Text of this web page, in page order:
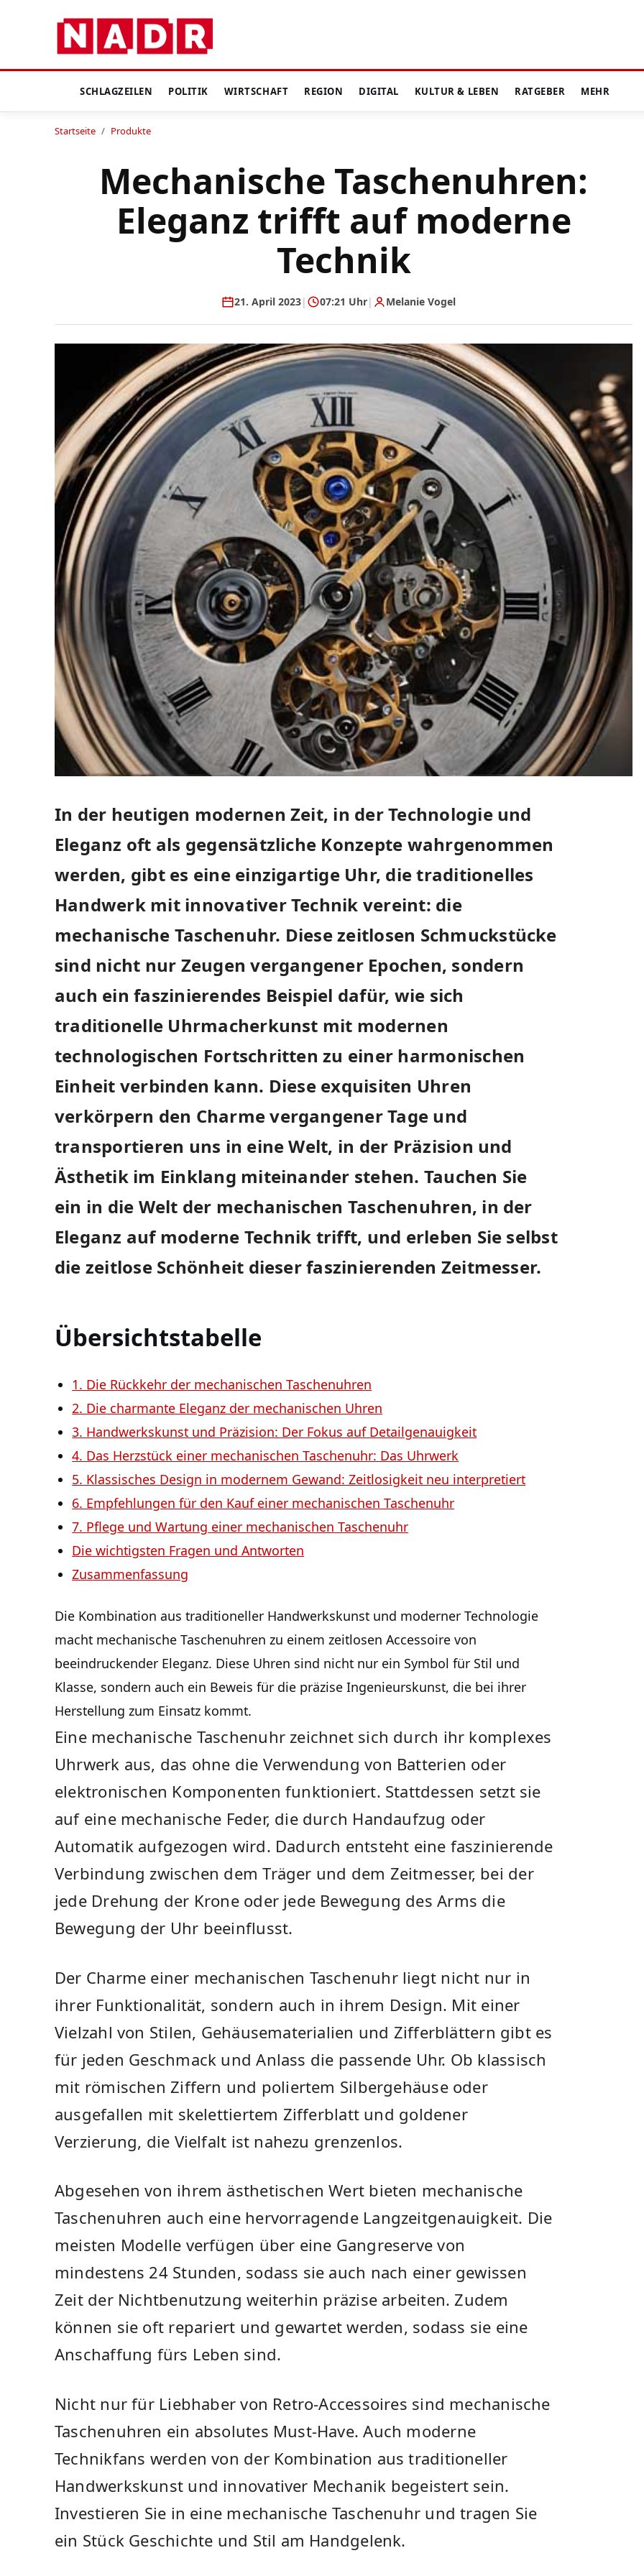
SCHLAGZEILEN POLITIK WIRTSCHAFT REGION DIGITAL KULTUR & LEBEN RATGEBER MEHR
Startseite / Produkte
Mechanische Taschenuhren:
Eleganz trifft auf moderne
Technik
21. April 2023| 07:21 Uhr| Melanie Vogel
In der heutigen modernen Zeit, in der Technologie und
Eleganz oft als gegensätzliche Konzepte wahrgenommen
werden, gibt es eine einzigartige Uhr, die traditionelles
Handwerk mit innovativer Technik vereint: die
mechanische Taschenuhr. Diese zeitlosen Schmuckstücke
sind nicht nur Zeugen vergangener Epochen, sondern
auch ein faszinierendes Beispiel dafür, wie sich
traditionelle Uhrmacherkunst mit modernen
technologischen Fortschritten zu einer harmonischen
Einheit verbinden kann. Diese exquisiten Uhren
verkörpern den Charme vergangener Tage und
transportieren uns in eine Welt, in der Präzision und
Ästhetik im Einklang miteinander stehen. Tauchen Sie
ein in die Welt der mechanischen Taschenuhren, in der
Eleganz auf moderne Technik trifft, und erleben Sie selbst
die zeitlose Schönheit dieser faszinierenden Zeitmesser.
Übersichtstabelle
1. Die Rückkehr der mechanischen Taschenuhren
2. Die charmante Eleganz der mechanischen Uhren
3. Handwerkskunst und Präzision: Der Fokus auf Detailgenauigkeit
4. Das Herzstück einer mechanischen Taschenuhr: Das Uhrwerk
5. Klassisches Design in modernem Gewand: Zeitlosigkeit neu interpretiert
6. Empfehlungen für den Kauf einer mechanischen Taschenuhr
7. Pflege und Wartung einer mechanischen Taschenuhr
Die wichtigsten Fragen und Antworten
Zusammenfassung
Die Kombination aus traditioneller Handwerkskunst und moderner Technologie
macht mechanische Taschenuhren zu einem zeitlosen Accessoire von
beeindruckender Eleganz. Diese Uhren sind nicht nur ein Symbol für Stil und
Klasse, sondern auch ein Beweis für die präzise Ingenieurskunst, die bei ihrer
Herstellung zum Einsatz kommt.
Eine mechanische Taschenuhr zeichnet sich durch ihr komplexes
Uhrwerk aus, das ohne die Verwendung von Batterien oder
elektronischen Komponenten funktioniert. Stattdessen setzt sie
auf eine mechanische Feder, die durch Handaufzug oder
Automatik aufgezogen wird. Dadurch entsteht eine faszinierende
Verbindung zwischen dem Träger und dem Zeitmesser, bei der
jede Drehung der Krone oder jede Bewegung des Arms die
Bewegung der Uhr beeinflusst.
Der Charme einer mechanischen Taschenuhr liegt nicht nur in
ihrer Funktionalität, sondern auch in ihrem Design. Mit einer
Vielzahl von Stilen, Gehäusematerialien und Zifferblättern gibt es
für jeden Geschmack und Anlass die passende Uhr. Ob klassisch
mit römischen Ziffern und poliertem Silbergehäuse oder
ausgefallen mit skelettiertem Zifferblatt und goldener
Verzierung, die Vielfalt ist nahezu grenzenlos.
Abgesehen von ihrem ästhetischen Wert bieten mechanische
Taschenuhren auch eine hervorragende Langzeitgenauigkeit. Die
meisten Modelle verfügen über eine Gangreserve von
mindestens 24 Stunden, sodass sie auch nach einer gewissen
Zeit der Nichtbenutzung weiterhin präzise arbeiten. Zudem
können sie oft repariert und gewartet werden, sodass sie eine
Anschaffung fürs Leben sind.
Nicht nur für Liebhaber von Retro-Accessoires sind mechanische
Taschenuhren ein absolutes Must-Have. Auch moderne
Technikfans werden von der Kombination aus traditioneller
Handwerkskunst und innovativer Mechanik begeistert sein.
Investieren Sie in eine mechanische Taschenuhr und tragen Sie
ein Stück Geschichte und Stil am Handgelenk.